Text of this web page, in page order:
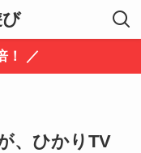
！ ／
、ひかりTV